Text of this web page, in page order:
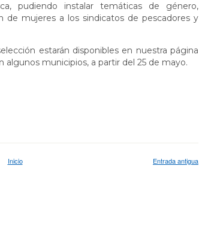
pudiendo instalar temáticas de género,
de mujeres a los sindicatos de pescadores y
estarán disponibles en nuestra página
algunos municipios, a partir del 25 de mayo.
Entrada antigua
Inicio